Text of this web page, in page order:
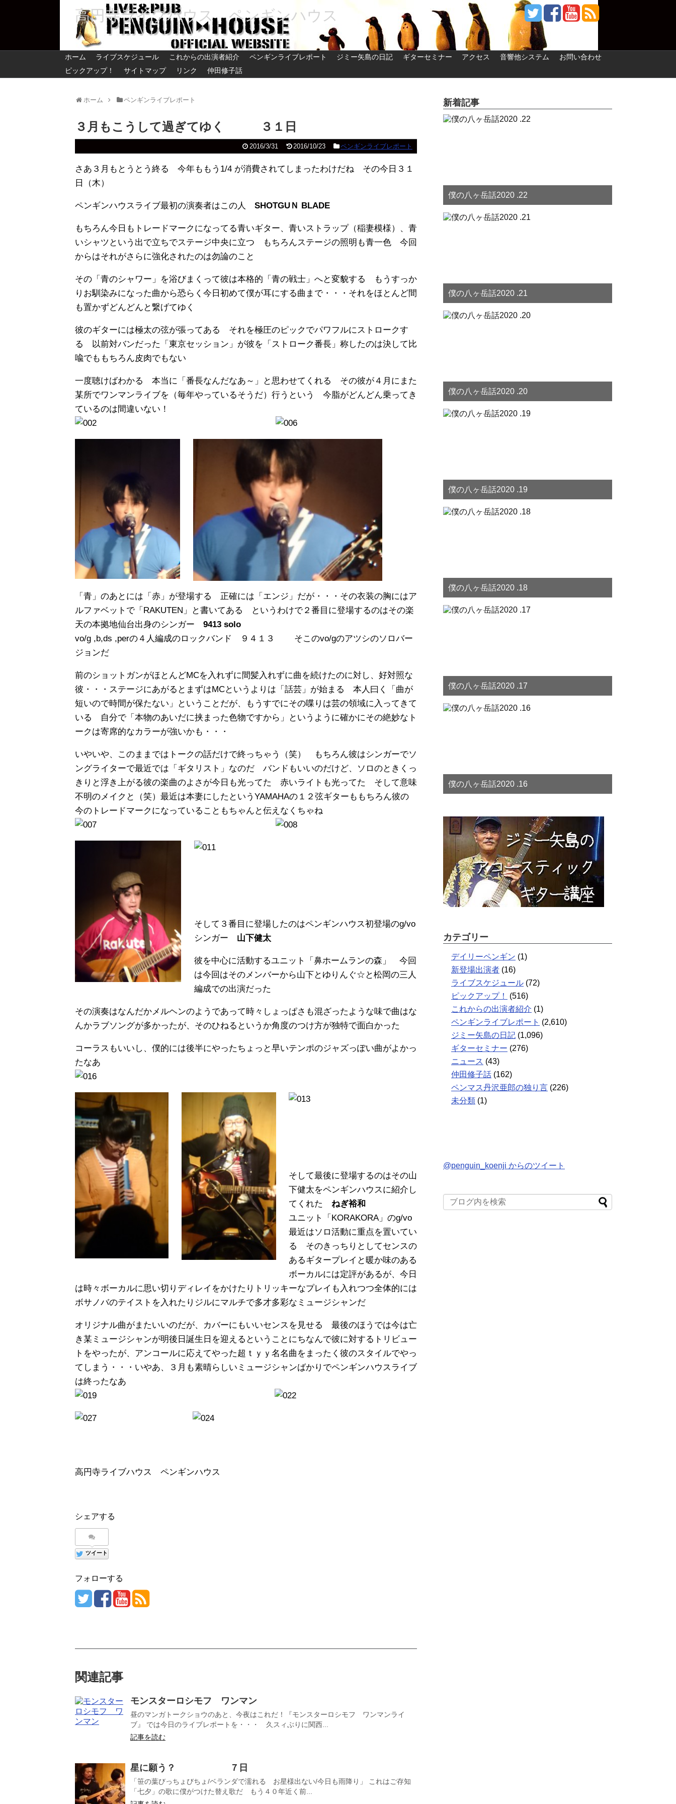
高円寺ライブハウス ペンギンハウス
ホーム ライブスケジュール これからの出演者紹介 ペンギンライブレポート ジミー矢島の日記 ギターセミナー アクセス 音響他システム
お問い合わせ
ピックアップ！
サイトマップ リンク 仲田修子話
ホーム ペンギンライブレポート
３月もこうして過ぎてゆく ３１日
2016/3/31 2016/10/23 ペンギンライブレポート
さあ３月もとうとう終る 今年ももう1/4 が消費されてしまったわけだね その今日 ３１
日（木）
ペンギンハウスライブ最初の演奏者はこの人 SHOTGUＮ BLADE
もちろん今日もトレードマークになってる青いギター、青いストラップ（稲妻模様）、青
いシャツという出で立ちでステージ中央に立つ もちろんステージの照明も青一色 今回
からはそれがさらに強化されたのは勿論のこと
その「青のシャワー」を浴びまくって彼は本格的「青の戦士」へと変貌する もうすっか
りお馴染みになった曲から恐らく今日初めて僕が耳にする曲まで・・・それをほとんど間
も置かずどんどんと繋げてゆく
彼のギターには極太の弦が張ってある それを極圧のピックでパワフルにストロークす
る 以前対バンだった「東京セッション」が彼を「ストローク番長」称したのは決して比
喩でももちろん皮肉でもない
一度聴けばわかる 本当に「番長なんだなあ～」と思わせてくれる その彼が４月にまた
某所でワンマンライブを（毎年やっているそうだ）行うという 今脂がどんどん乗ってき
ているのは間違いない！
「青」のあとには「赤」が登場する 正確には「エンジ」だが・・・その衣装の胸にはア
ルファベットで「RAKUTEN」と書いてある というわけで２番目に登場するのはその楽
天の本拠地仙台出身のシンガー 9413 solo
vo/g ,b,ds ,perの４人編成のロックバンド ９４１３ そこのvo/gのアツシのソロバー
ジョンだ
前のショットガンがほとんどMCを入れずに間髪入れずに曲を続けたのに対し、好対照な
彼・・・ステージにあがるとまずはMCというよりは「話芸」が始まる 本人曰く「曲が
短いので時間が保たない」ということだが、もうすでにその喋りは芸の領域に入ってきて
いる 自分で「本物のあいだに挟まった色物ですから」というように確かにその絶妙なト
ークは寄席的なカラーが強いかも・・・
いやいや、このままではトークの話だけで終っちゃう（笑） もちろん彼はシンガーでソ
ングライターで最近では「ギタリスト」なのだ バンドもいいのだけど、ソロのときくっ
きりと浮き上がる彼の楽曲のよさが今日も光ってた 赤いライトも光ってた そして意味
不明のメイクと（笑）最近は本妻にしたというYAMAHAの１２弦ギターももちろん彼の
今のトレードマークになっていることもちゃんと伝えなくちゃね
そして３番目に登場したのはペンギンハウス初登場のg/vo
シンガー 山下健太
彼を中心に活動するユニット「鼻ホームランの森」 今回
は今回はそのメンバーから山下とゆりんぐ☆と松岡の三人
編成での出演だった
その演奏はなんだかメルヘンのようであって時々しょっぱさも混ざったような味で曲はな
んかラブソングが多かったが、そのひねるというか角度のつけ方が独特で面白かった
コーラスもいいし、僕的には後半にやったちょっと早いテンポのジャズっぽい曲がよかっ
たなあ
そして最後に登場するのはその山
下健太をペンギンハウスに紹介し
てくれた ねぎ裕和
ユニット「KORAKORA」のg/vo
最近はソロ活動に重点を置いてい
る そのきっちりとしてセンスの
あるギタープレイと暖か味のある
ボーカルには定評があるが、今日
は時々ボーカルに思い切りディレイをかけたりトリッキーなプレイも入れつつ全体的には
ボサノバのテイストを入れたりジルにマルチで多才多彩なミュージシャンだ
オリジナル曲がまたいいのだが、カバーにもいいセンスを見せる 最後のほうでは今は亡
き某ミュージシャンが明後日誕生日を迎えるということにちなんで彼に対するトリビュー
トをやったが、アンコールに応えてやった超ｔｙｙ名名曲をまったく彼のスタイルでやっ
てしまう・・・いやあ、３月も素晴らしいミュージシャンばかりでペンギンハウスライブ
は終ったなあ
高円寺ライブハウス ペンギンハウス
シェアする
ツイート
フォローする
関連記事
モンスターロシモフ ワンマン
昼のマンガトークショウのあと、今夜はこれだ！『モンスターロシモフ ワンマンライ
ブ』 では今日のライブレポートを・・・ 久スィぶりに関西...
記事を読む
星に願う？ ７日
「笹の葉びっちょびちょ/ベランダで濡れる お星様出ない/今日も雨降り」 これはご存知
「七夕」の歌に僕がつけた替え歌だ もう４０年近く前...
新着記事
僕の八ヶ岳話2020 .22
僕の八ヶ岳話2020 .21
僕の八ヶ岳話2020 .20
僕の八ヶ岳話2020 .19
僕の八ヶ岳話2020 .18
僕の八ヶ岳話2020 .17
僕の八ヶ岳話2020 .16
カテゴリー
デイリーペンギン (1)
新登場出演者 (16)
ライブスケジュール (72)
ピックアップ！
(516)
これからの出演者紹介 (1)
ペンギンライブレポート (2,610)
ジミー矢島の日記 (1,096)
ギターセミナー (276)
ニュース (43)
仲田修子話 (162)
ペンマス丹沢亜郎の独り言 (226)
未分類 (1)
@penguin_koenji からのツイート